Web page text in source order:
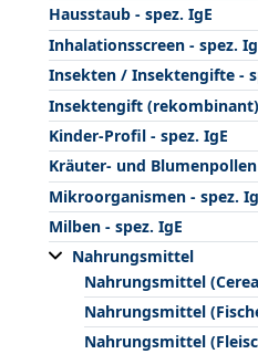
Hausstaub - spez. IgE
Inhalationsscreen - spez.
Insekten / Insektengifte -
Insektengift (rekombinant)
Kinder-Profil - spez. IgE
Kräuter- und Blumenpollen
Mikroorganismen - spez.
Milben - spez. IgE
Nahrungsmittel
Nahrungsmittel
Nahrungsmittel
Nahrungsmittel